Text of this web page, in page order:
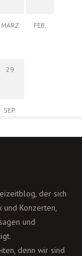
MÄRZ FEB.
29
SEP.
der sich
und Konzerten,
und
denn wir sind